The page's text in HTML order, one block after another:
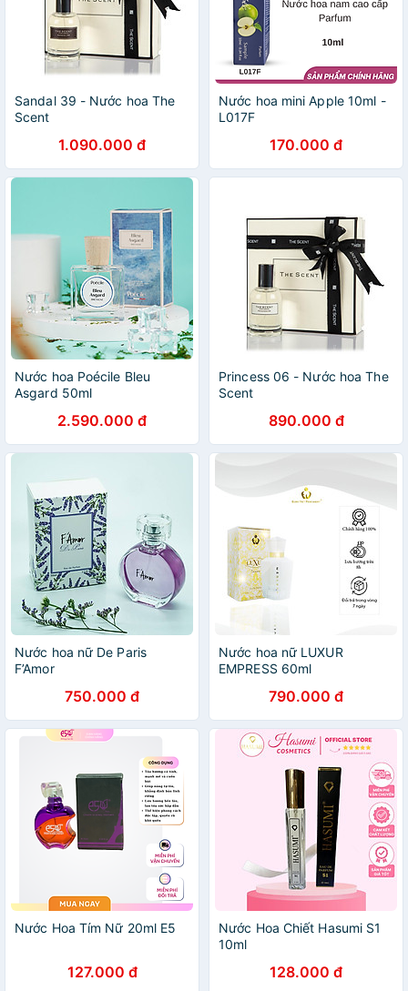
Sandal 39 - Nước hoa The
Scent
1.090.000 đ
Nước hoa mini Apple 10ml -
L017F
170.000 đ
Nước hoa Poécile Bleu
Asgard 50ml
2.590.000 đ
Princess 06 - Nước hoa The
Scent
890.000 đ
Nước hoa nữ De Paris
F’Amor
750.000 đ
Nước hoa nữ LUXUR
EMPRESS 60ml
790.000 đ
Nước Hoa Tím Nữ 20ml E5
127.000 đ
Nước Hoa Chiết Hasumi S1
10ml
128.000 đ